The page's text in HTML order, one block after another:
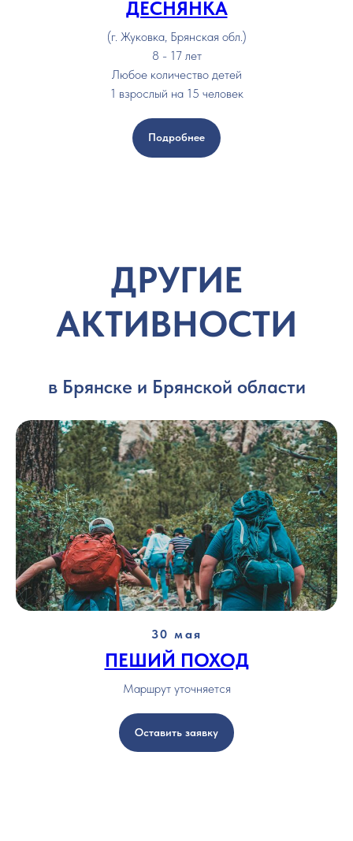
ДЕСНЯНКА
(г. Жуковка, Брянская обл.)
8 - 17 лет
Любое количество детей
1 взрослый на 15 человек
Подробнее
ДРУГИЕ
АКТИВНОСТИ
в Брянске и Брянской области
30 мая
ПЕШИЙ ПОХОД
Маршрут уточняется
Оставить заявку